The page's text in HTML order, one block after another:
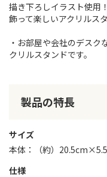
描き下ろしイラスト使用！
飾って楽しいアクリルス
・お部屋や会社のデスク
クリルスタンドです。
製品の特長
サイズ
本体：（約）
仕様